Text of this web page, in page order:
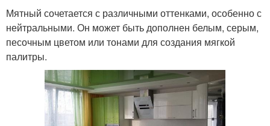
Мятный сочетается с различными оттенками, особенно с
нейтральными. Он может быть дополнен белым, серым,
песочным цветом или тонами для создания мягкой
палитры.